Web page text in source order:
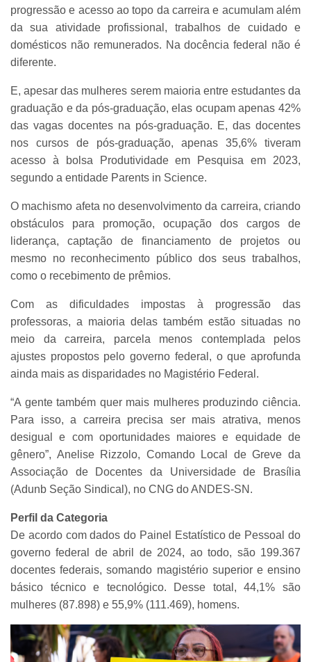
progressão e acesso ao topo da carreira e acumulam além
da sua atividade profissional, trabalhos de cuidado e
domésticos não remunerados. Na docência federal não é
diferente.
E, apesar das mulheres serem maioria entre estudantes da
graduação e da pós-graduação, elas ocupam apenas 42%
das vagas docentes na pós-graduação. E, das docentes
nos cursos de pós-graduação, apenas 35,6% tiveram
acesso à bolsa Produtividade em Pesquisa em 2023,
segundo a entidade Parents in Science.
O machismo afeta no desenvolvimento da carreira, criando
obstáculos para promoção, ocupação dos cargos de
liderança, captação de financiamento de projetos ou
mesmo no reconhecimento público dos seus trabalhos,
como o recebimento de prêmios.
Com as dificuldades impostas à progressão das
professoras, a maioria delas também estão situadas no
meio da carreira, parcela menos contemplada pelos
ajustes propostos pelo governo federal, o que aprofunda
ainda mais as disparidades no Magistério Federal.
“A gente também quer mais mulheres produzindo ciência.
Para isso, a carreira precisa ser mais atrativa, menos
desigual e com oportunidades maiores e equidade de
gênero”, Anelise Rizzolo, Comando Local de Greve da
Associação de Docentes da Universidade de Brasília
(Adunb Seção Sindical), no CNG do ANDES-SN.
Perfil da Categoria
De acordo com dados do Painel Estatístico de Pessoal do
governo federal de abril de 2024, ao todo, são 199.367
docentes federais, somando magistério superior e ensino
básico técnico e tecnológico. Desse total, 44,1% são
mulheres (87.898) e 55,9% (111.469), homens.